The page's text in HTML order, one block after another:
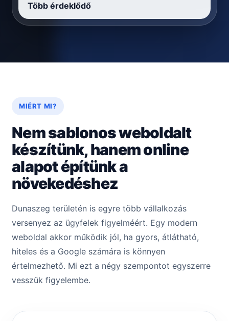
Több érdeklődő
MIÉRT MI?
Nem sablonos weboldalt
készítünk, hanem online
alapot építünk a
növekedéshez
Dunaszeg területén is egyre több vállalkozás
versenyez az ügyfelek figyelméért. Egy modern
weboldal akkor működik jól, ha gyors, átlátható,
hiteles és a Google számára is könnyen
értelmezhető. Mi ezt a négy szempontot egyszerre
vesszük figyelembe.